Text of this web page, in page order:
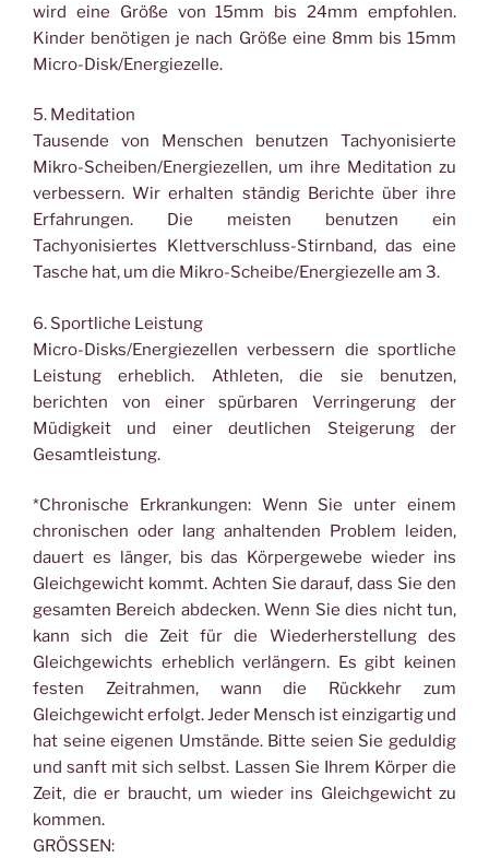
wird eine Größe von 15mm bis 24mm empfohlen.
Kinder benötigen je nach Größe eine 8mm bis 15mm
Micro-Disk/Energiezelle.
5. Meditation
Tausende von Menschen benutzen Tachyonisierte
Mikro-Scheiben/Energiezellen, um ihre Meditation zu
verbessern. Wir erhalten ständig Berichte über ihre
Erfahrungen. Die meisten benutzen ein
Tachyonisiertes Klettverschluss-Stirnband, das eine
Tasche hat, um die Mikro-Scheibe/Energiezelle am 3.
6. Sportliche Leistung
Micro-Disks/Energiezellen verbessern die sportliche
Leistung erheblich. Athleten, die sie benutzen,
berichten von einer spürbaren Verringerung der
Müdigkeit und einer deutlichen Steigerung der
Gesamtleistung.
*Chronische Erkrankungen: Wenn Sie unter einem
chronischen oder lang anhaltenden Problem leiden,
dauert es länger, bis das Körpergewebe wieder ins
Gleichgewicht kommt. Achten Sie darauf, dass Sie den
gesamten Bereich abdecken. Wenn Sie dies nicht tun,
kann sich die Zeit für die Wiederherstellung des
Gleichgewichts erheblich verlängern. Es gibt keinen
festen Zeitrahmen, wann die Rückkehr zum
Gleichgewicht erfolgt. Jeder Mensch ist einzigartig und
hat seine eigenen Umstände. Bitte seien Sie geduldig
und sanft mit sich selbst. Lassen Sie Ihrem Körper die
Zeit, die er braucht, um wieder ins Gleichgewicht zu
kommen.
GRÖSSEN: